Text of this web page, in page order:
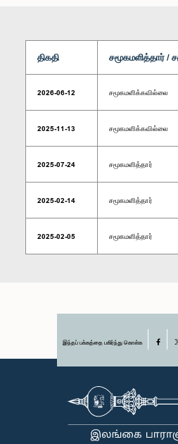
திகதி சமூகமளித்தார் /
2026-06-12 சமூகமளிக்கவில்லை
2025-11-13 சமூகமளிக்கவில்லை
2025-07-24 சமூகமளித்தார்
2025-02-14 சமூகமளித்தார்
2025-02-05 சமூகமளித்தார்
இந்தப் பக்கத்தை பகிர்ந்து கொள்க